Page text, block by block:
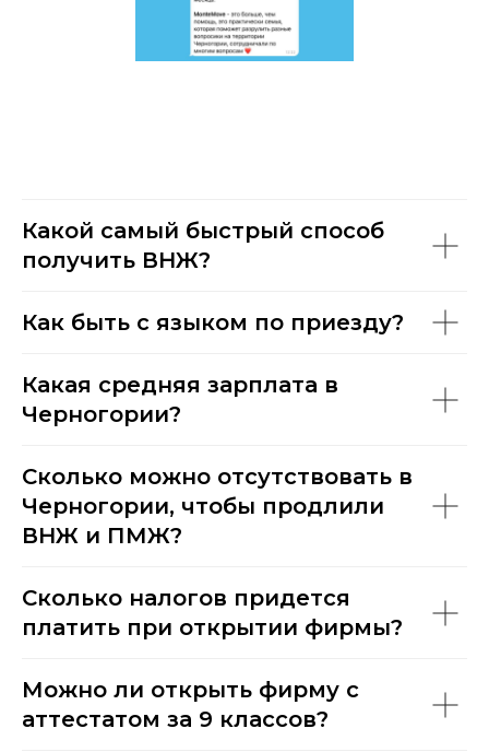
Какой самый быстрый способ
получить ВНЖ?
Как быть с языком по приезду?
Какая средняя зарплата в
Черногории?
Сколько можно отсутствовать в
Черногории, чтобы продлили
ВНЖ и ПМЖ?
Сколько налогов придется
платить при открытии фирмы?
Можно ли открыть фирму с
аттестатом за 9 классов?